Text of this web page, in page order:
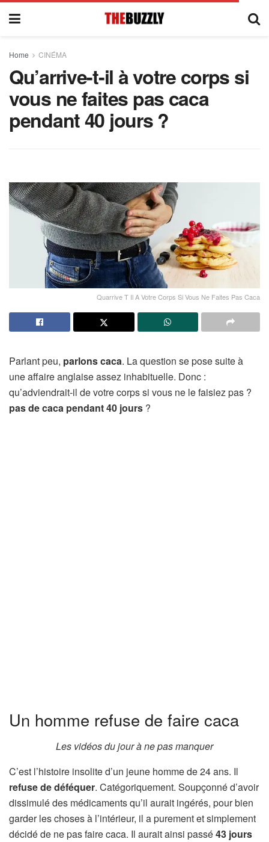
Home CINÉMA
Qu’arrive-t-il à votre corps si
vous ne faites pas caca
pendant 40 jours ?
Quarrive T Il A Votre Corps Si Vous Ne Faites Pas Caca
Parlant peu, parlons caca. La question se pose suite à
une affaire anglaise assez inhabituelle. Donc :
qu’adviendrait-il de votre corps si vous ne le faisiez pas ?
pas de caca pendant 40 jours ?
Un homme refuse de faire caca
Les vidéos du jour à ne pas manquer
C’est l’histoire insolite d’un jeune homme de 24 ans. Il
refuse de déféquer. Catégoriquement. Soupçonné d’avoir
dissimulé des médicaments qu’il aurait ingérés, pour bien
garder les choses à l’intérieur, il a purement et simplement
décidé de ne pas faire caca. Il aurait ainsi passé43 jours